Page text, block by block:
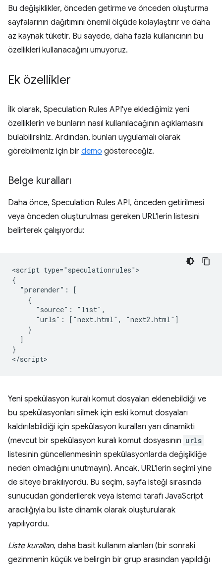
Bu değişiklikler, önceden getirme ve önceden oluşturma
sayfalarının dağıtımını önemli ölçüde kolaylaştırır ve daha
az kaynak tüketir. Bu sayede, daha fazla kullanıcının bu
özellikleri kullanacağını umuyoruz.
Ek özellikler
İlk olarak, Speculation Rules API'ye eklediğimiz yeni
özelliklerin ve bunların nasıl kullanılacağının açıklamasını
bulabilirsiniz. Ardından, bunları uygulamalı olarak
görebilmeniz için bir demo göstereceğiz.
Belge kuralları
Daha önce, Speculation Rules API, önceden getirilmesi
veya önceden oluşturulması gereken URL'lerin listesini
belirterek çalışıyordu:
<script type="speculationrules">
{
  "prerender": [
    {
      "source": "list",
      "urls": ["next.html", "next2.html"]
    }
  ]
}
Yeni spekülasyon kuralı komut dosyaları eklenebildiği ve
bu spekülasyonları silmek için eski komut dosyaları
kaldırılabildiği için spekülasyon kuralları yarı dinamikti
(mevcut bir spekülasyon kuralı komut dosyasının urls
listesinin güncellenmesinin spekülasyonlarda değişikliğe
neden olmadığını unutmayın). Ancak, URL'lerin seçimi yine
de siteye bırakılıyordu. Bu seçim, sayfa isteği sırasında
sunucudan gönderilerek veya istemci tarafı JavaScript
aracılığıyla bu liste dinamik olarak oluşturularak
yapılıyordu.
Liste kuralları, daha basit kullanım alanları (bir sonraki
gezinmenin küçük ve belirgin bir grup arasından yapıldığı